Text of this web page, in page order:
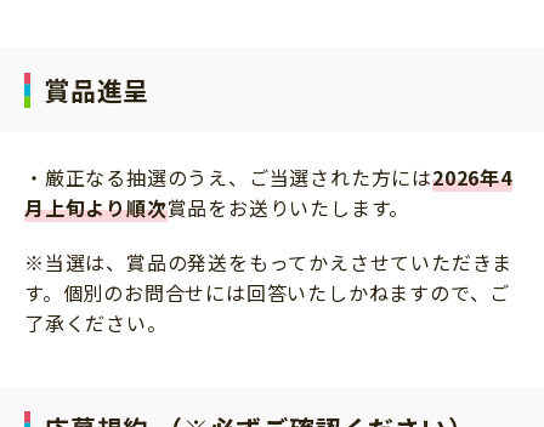
賞品進呈
・厳正なる抽選のうえ、ご当選された方には2026年4
月上旬より順次賞品をお送りいたします。
※当選は、賞品の発送をもってかえさせていただきま
す。個別のお問合せには回答いたしかねますので、ご
了承ください。